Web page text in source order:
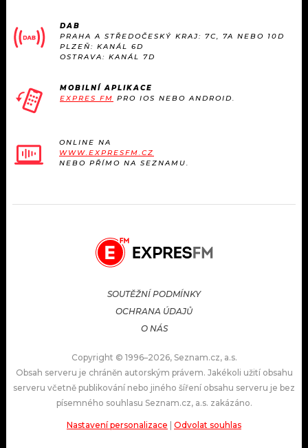
DAB
PRAHA A STŘEDOČESKÝ KRAJ: 7C, 7A NEBO 10D
PLZEŇ: KANÁL 6D
OSTRAVA: KANÁL 7D
MOBILNÍ APLIKACE
EXPRES FM PRO IOS NEBO ANDROID.
ONLINE NA
WWW.EXPRESFM.CZ
NEBO PŘÍMO NA SEZNAMU.
SOUTĚŽNÍ PODMÍNKY
OCHRANA ÚDAJŮ
O NÁS
Copyright © 1996–2026, Seznam.cz, a.s.
Obsah serveru je chráněn autorským právem. Jakékoli užití obsahu
serveru včetně publikování nebo jiného šíření obsahu serveru je bez
písemného souhlasu Seznam.cz, a.s. zakázáno.
Nastavení personalizace Odvolat souhlas